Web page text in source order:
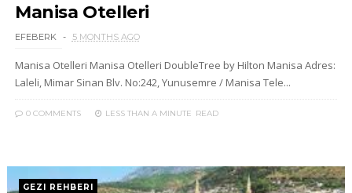
Manisa Otelleri
EFEBERK 5 MONTHS AGO
Manisa Otelleri Manisa Otelleri DoubleTree by Hilton Manisa Adres:
Laleli, Mimar Sinan Blv. No:242, Yunusemre / Manisa Tele...
0 COMMENTS LESS THAN A MINUTE READ
GEZI REHBERI